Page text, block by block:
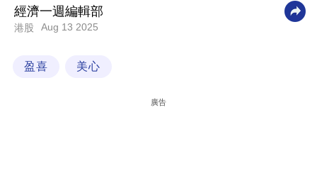
職
生
經濟一週編輯部
港股 Aug 13 2025
盈喜 美心
廣告